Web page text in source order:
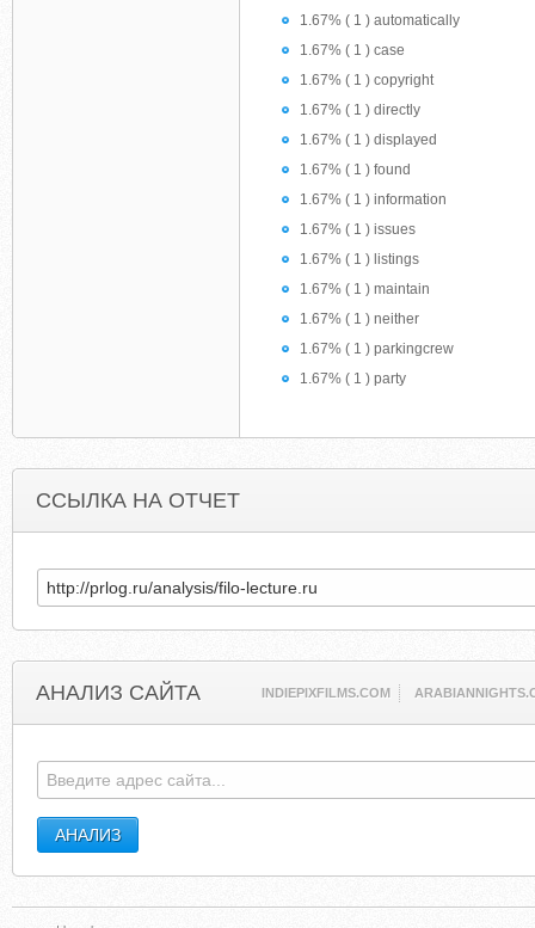
1.67% ( 1 ) automatically
1.67% ( 1 ) case
1.67% ( 1 ) copyright
1.67% ( 1 ) directly
1.67% ( 1 ) displayed
1.67% ( 1 ) found
1.67% ( 1 ) information
1.67% ( 1 ) issues
1.67% ( 1 ) listings
1.67% ( 1 ) maintain
1.67% ( 1 ) neither
1.67% ( 1 ) parkingcrew
1.67% ( 1 ) party
ССЫЛКА НА ОТЧЕТ
АНАЛИЗ САЙТА INDIEPIXFILMS.COM